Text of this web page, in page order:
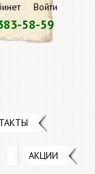
Войти
58-59
АКЦИИ